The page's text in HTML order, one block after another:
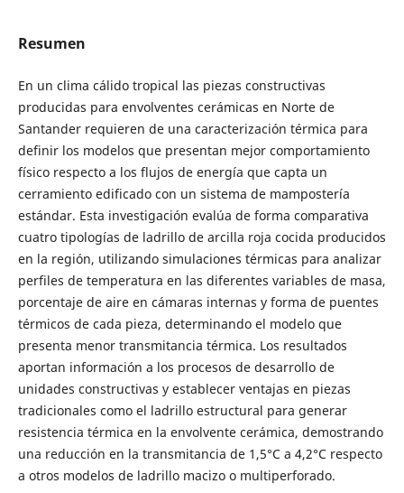
Resumen
En un clima cálido tropical las piezas constructivas
producidas para envolventes cerámicas en Norte de
Santander requieren de una caracterización térmica para
definir los modelos que presentan mejor comportamiento
físico respecto a los flujos de energía que capta un
cerramiento edificado con un sistema de mampostería
estándar. Esta investigación evalúa de forma comparativa
cuatro tipologías de ladrillo de arcilla roja cocida producidos
en la región, utilizando simulaciones térmicas para analizar
perfiles de temperatura en las diferentes variables de masa,
porcentaje de aire en cámaras internas y forma de puentes
térmicos de cada pieza, determinando el modelo que
presenta menor transmitancia térmica. Los resultados
aportan información a los procesos de desarrollo de
unidades constructivas y establecer ventajas en piezas
tradicionales como el ladrillo estructural para generar
resistencia térmica en la envolvente cerámica, demostrando
una reducción en la transmitancia de 1,5°C a 4,2°C respecto
a otros modelos de ladrillo macizo o multiperforado.